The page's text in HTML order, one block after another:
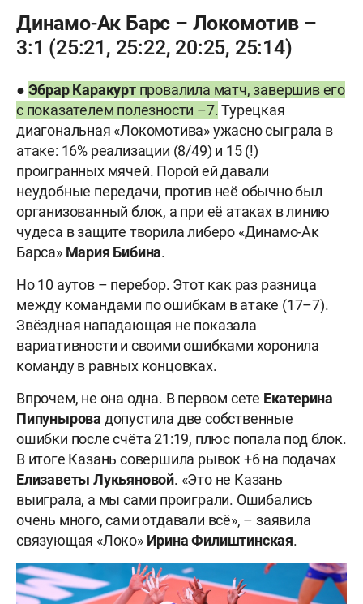
Динамо-Ак Барс – Локомотив –
3:1 (25:21, 25:22, 20:25, 25:14)
● Эбрар Каракуртпровалила матч, завершив его
с показателем полезности –7.Турецкая
диагональная «Локомотива» ужасно сыграла в
атаке: 16% реализации (8/49) и 15 (!)
проигранных мячей. Порой ей давали
неудобные передачи, против неё обычно был
организованный блок, а при её атаках в линию
чудеса в защите творила либеро «Динамо-Ак
Барса» Мария Бибина.
Но 10 аутов – перебор. Этот как раз разница
между командами по ошибкам в атаке (17–7).
Звёздная нападающая не показала
вариативности и своими ошибками хоронила
команду в равных концовках.
Впрочем, не она одна. В первом сете Екатерина
Пипунырова допустила две собственные
ошибки после счёта 21:19, плюс попала под блок.
В итоге Казань совершила рывок +6 на подачах
Елизаветы Лукьяновой. «Это не Казань
выиграла, а мы сами проиграли. Ошибались
очень много, сами отдавали всё», – заявила
связующая «Локо» Ирина Филиштинская.